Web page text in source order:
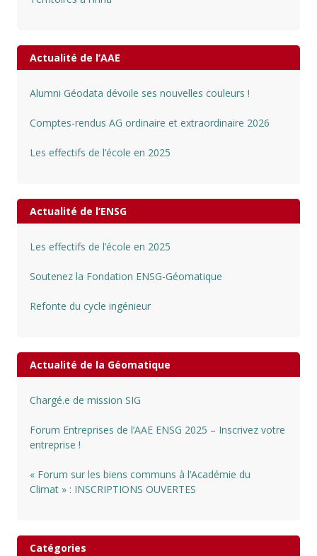
Actualité de l’AAE
Alumni Géodata dévoile ses nouvelles couleurs !
Comptes-rendus AG ordinaire et extraordinaire 2026
Les effectifs de l’école en 2025
Actualité de l’ENSG
Les effectifs de l’école en 2025
Soutenez la Fondation ENSG-Géomatique
Refonte du cycle ingénieur
Actualité de la Géomatique
Chargé.e de mission SIG
Forum Entreprises de l’AAE ENSG 2025 – Inscrivez votre
entreprise !
« Forum sur les biens communs à l’Académie du
Climat » : INSCRIPTIONS OUVERTES
Catégories